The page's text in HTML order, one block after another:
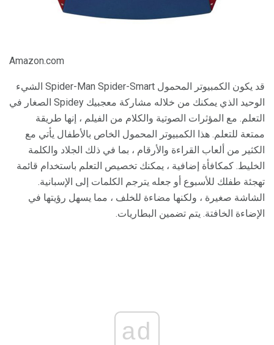
Amazon.com
قد يكون الكمبيوتر المحمول Spider-Man Spider-Smart الشيء
الوحيد الذي يمكنك من خلاله مشاركة معجبيك Spidey الصغار في
التعلم. مع المؤثرات الصوتية والكلام من الفيلم ، إنها طريقة
ممتعة للتعلم. هذا الكمبيوتر المحمول الخاص بالأطفال يأتي مع
الكثير من ألعاب القراءة والأرقام ، بما في ذلك الجلاد والكلمة
الخليط. كمكافأة إضافية ، يمكنك تخصيص التعلم باستخدام قائمة
تهجئة طفلك للأسبوع أو جعله يترجم الكلمات إلى الإسبانية.
الشاشة صغيرة ، ولكنها مضاءة للخلف ، مما يسهل رؤيتها في
الإضاءة الخافتة. يتم تضمين البطاريات.
ad